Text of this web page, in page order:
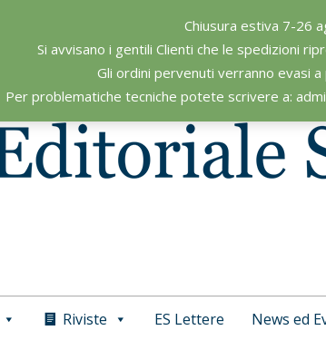
Chiusura estiva 7-26
Si avvisano i gentili Clienti che le spedizioni
Gli ordini pervenuti verranno evasi
Per problematiche tecniche potete scrivere a:
Primary
Riviste ES Lettere News ed